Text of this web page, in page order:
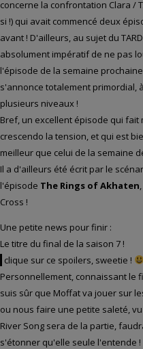
concerne la confrontation Clara /
si !) qui avait commencé deux
avant ! D'ailleurs, au sujet du
absolument impératif de ne pas
l'épisode de la semaine
s'annonce totalement primordial, à
plusieurs niveaux !
Bref, un excellent épisode qui fait
crescendo la tension, et qui est
meilleur que celui de la semaine
Il a d'ailleurs été écrit par le
l'épisode The Rings of Akhaten
Cross !
Une petite news pour finir :
Le titre du final de la saison 7 !
clique sur ce spoilers, sweetie !
Personnellement, connaissant le
suis sûr que Moffat va jouer sur
ou nous faire une petite saleté,
River Song sera de la partie,
s'étonner qu'elle seule l'entende !